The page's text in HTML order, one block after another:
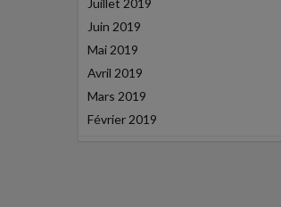
Juillet 2019
Juin 2019
Mai 2019
Avril 2019
Mars 2019
Février 2019